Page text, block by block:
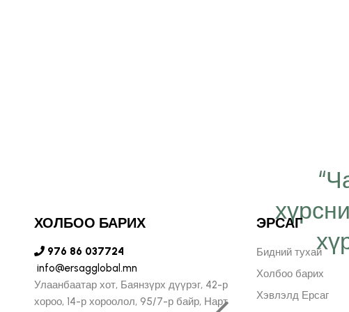
компанид
хязгааргүй
илэрхийлж, илүү
ХОЛБОО БАРИХ
976 86 037724
info@ersagglobal.mn
Улаанбаатар хот, Баянзүрх дүүрэг, 42-р
хороо, 14-р хороолол, 95/7-р байр, Нарт
ЭРСАГ
Бидний тухай
Холбоо барих
Хэвлэлд Ерсаг